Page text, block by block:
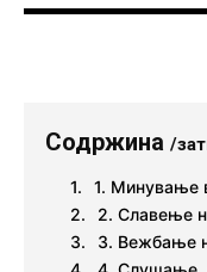
Содржина /
1. Минување
2. Славење
3. Вежбање